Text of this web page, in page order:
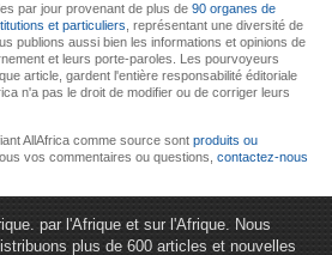
par jour provenant de plus de 90 organes de
et particuliers , représentant une diversité de
publions aussi bien les informations et opinions de
et leurs porte-paroles. Les pourvoyeurs
article, gardent l'entière responsabilité éditoriale
n'a pas le droit de modifier ou de corriger leurs
AllAfrica comme source sont produits ou
vos commentaires ou questions, contactez-nous
par l'Afrique et sur l'Afrique. Nous
plus de 600 articles et nouvelles